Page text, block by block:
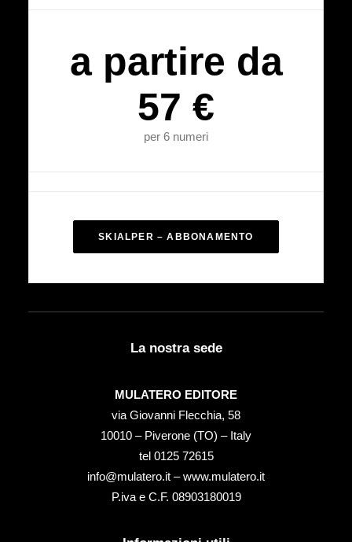
a partire da
57 €
per 6 numeri
SKIALPER – ABBONAMENTO
La nostra sede
MULATERO EDITORE
via Giovanni Flecchia, 58
10010 – Piverone (TO) – Italy
tel ‭0125 72615‬
info@mulatero.it –www.mulatero.it
P.iva e C.F. 08903180019